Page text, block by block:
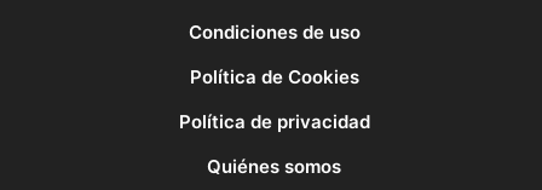
Condiciones de uso
Política de Cookies
Política de privacidad
Quiénes somos